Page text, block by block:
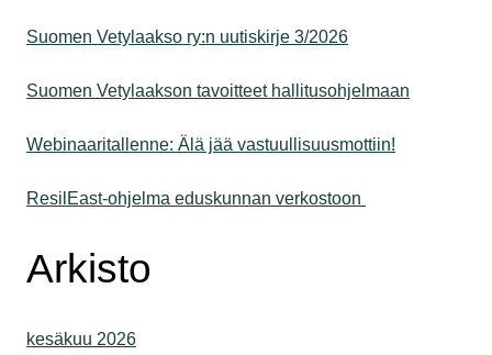
Suomen Vetylaakso ry:n uutiskirje 3/2026
Suomen Vetylaakson tavoitteet hallitusohjelmaan
Webinaaritallenne: Älä jää vastuullisuusmottiin!
ResilEast-ohjelma eduskunnan verkostoon
Arkisto
kesäkuu 2026